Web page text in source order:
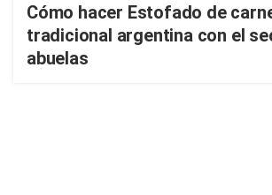
Cómo hacer Estofado de
tradicional argentina con el
abuelas